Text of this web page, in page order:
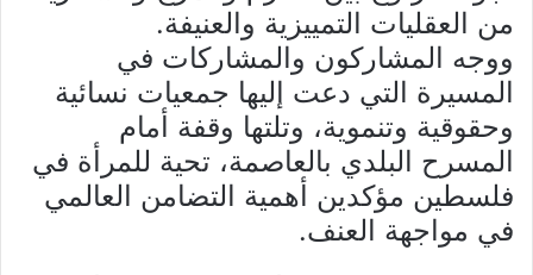
من العقليات التمييزية والعنيفة.
ووجه المشاركون والمشاركات في
المسيرة التي دعت إليها جمعيات نسائية
وحقوقية وتنموية، وتلتها وقفة أمام
المسرح البلدي بالعاصمة، تحية للمرأة في
فلسطين مؤكدين أهمية التضامن العالمي
في مواجهة العنف.